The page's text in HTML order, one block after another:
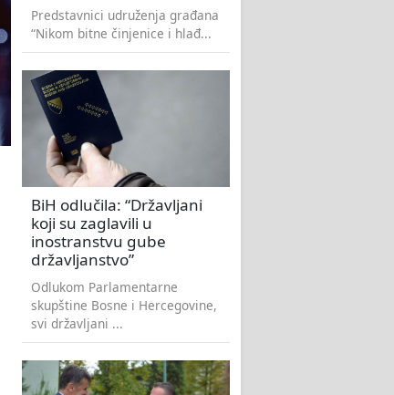
Predstavnici udruženja građana
“Nikom bitne činjenice i hlađ...
BiH odlučila: “Državljani
koji su zaglavili u
inostranstvu gube
državljanstvo”
Odlukom Parlamentarne
skupštine Bosne i Hercegovine,
svi državljani ...